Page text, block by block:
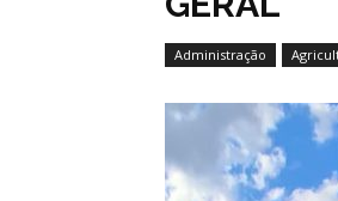
Administração